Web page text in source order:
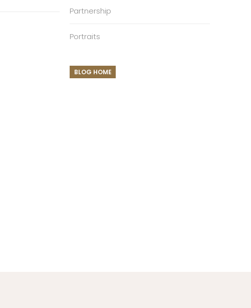
Partnership
Portraits
BLOG HOME